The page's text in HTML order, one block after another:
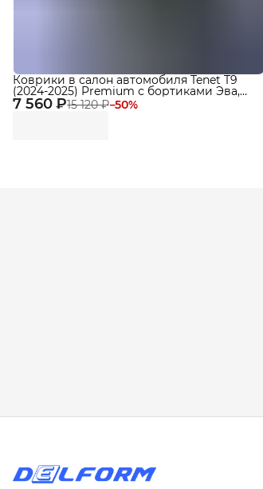
7 560 ₽15 120 ₽−50%
Коврики в салон автомобиля Tenet T9
(2024-2025) Premium с бортиками Эва,
Eva